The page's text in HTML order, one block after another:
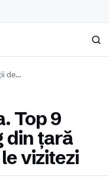
Caută
de…
Top 9
din țară
vizitezi